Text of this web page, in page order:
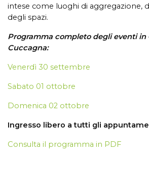
intese come luoghi di aggregazione,
degli spazi.
Programma completo degli eventi in
Cuccagna:
Venerdì 30 settembre
Sabato 01 ottobre
Domenica 02 ottobre
Ingresso libero a tutti gli
Consulta il programma in PDF